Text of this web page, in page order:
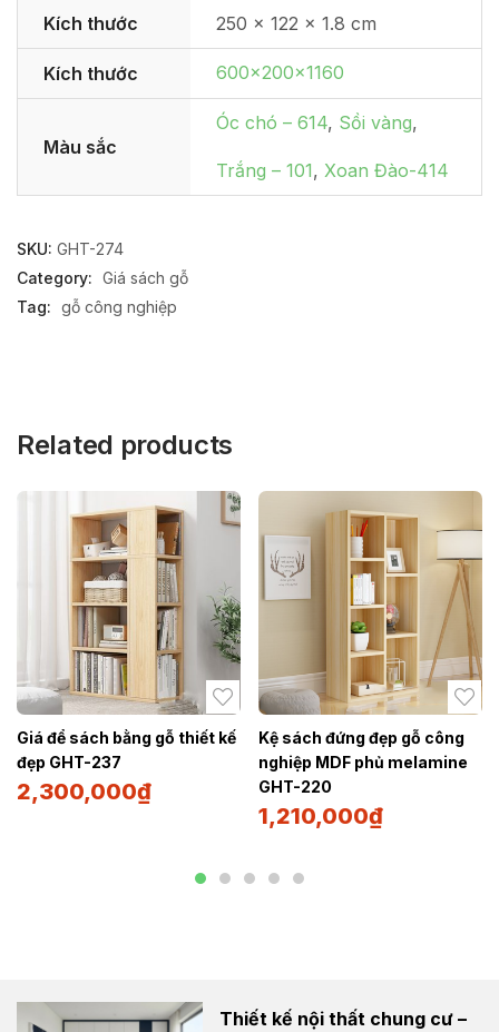
Kích thước 250 × 122 × 1.8 cm
Kích thước 600x200x1160
Màu sắc
Óc chó – 614, Sồi vàng,
Trắng – 101, Xoan Đào-414
SKU: GHT-274
Category: Giá sách gỗ
Tag: gỗ công nghiệp
Related products
Giá để sách bằng gỗ thiết kế
đẹp GHT-237
2,300,000₫
Kệ sách đứng đẹp gỗ công
nghiệp MDF phủ melamine
GHT-220
1,210,000₫
Thiết kế nội thất chung cư –